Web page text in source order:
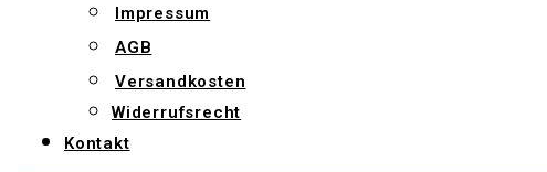
Impressum
AGB
Versandkosten
Widerrufsrecht
Kontakt